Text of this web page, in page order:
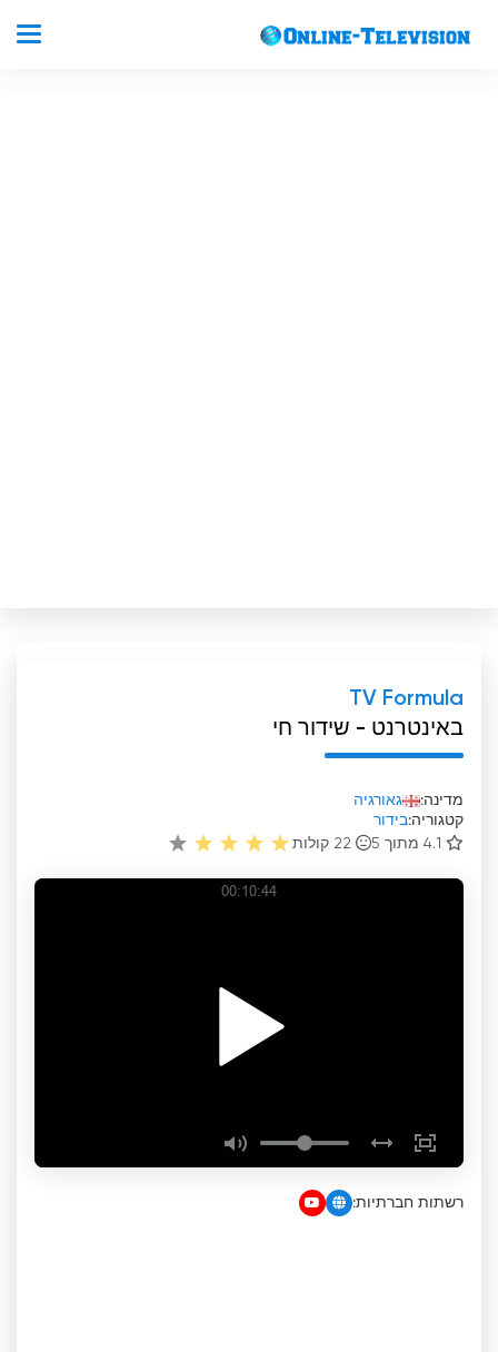
TV Formula
באינטרנט - שידור חי
מדינה:
גאורגיה
קטגוריה:בידור
22 קולות
רשתות חברתיות: